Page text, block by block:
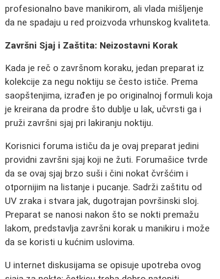
profesionalno bave manikirom, ali vlada mišljenje
da ne spadaju u red proizvoda vrhunskog kvaliteta.
Završni Sjaj i Zaštita: Neizostavni Korak
Kada je reč o završnom koraku, jedan preparat iz
kolekcije za negu noktiju se često ističe. Prema
saopštenjima, izrađen je po originalnoj formuli koja
je kreirana da prodre što dublje u lak, učvrsti ga i
pruži završni sjaj pri lakiranju noktiju.
Korisnici foruma ističu da je ovaj preparat jedini
providni završni sjaj koji ne žuti. Forumašice tvrde
da se ovaj sjaj brzo suši i čini nokat čvršćim i
otpornijim na listanje i pucanje. Sadrži zaštitu od
UV zraka i stvara jak, dugotrajan površinski sloj.
Preparat se nanosi nakon što se nokti premažu
lakom, predstavlja završni korak u manikiru i može
da se koristi u kućnim uslovima.
U internet diskusijama se opisuje upotreba ovog